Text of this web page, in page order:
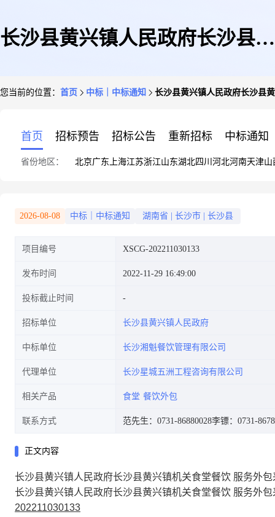
长沙县黄兴镇人民政府长沙县黄
公告
您当前的位置： 首页 中标｜中标通知 长沙县黄兴镇人民政府长沙县
首页 招标预告 招标公告 重新招标 中标通知
省份地区： 北京广东 上海江苏浙江山东湖北四川 河北河南天津山
2026-08-08 中标｜中标通知 湖南省 长沙市 长沙县
项目编号 XSCG-202211030133
发布时间 2022-11-29 16:49:00
投标截止时间
招标单位 长沙县黄兴镇人民政府
中标单位 长沙湘魁餐饮管理有限公司
代理单位 长沙星城五洲工程咨询有限公司
相关产品 食堂 餐饮外包
联系方式 范先生：0731-86880028李镖：0731-
正文内容
长沙县黄兴镇人民政府长沙县黄兴镇机关食堂餐饮 服务外
长沙县黄兴镇人民政府长沙县黄兴镇机关食堂餐饮 服务外
202211030133